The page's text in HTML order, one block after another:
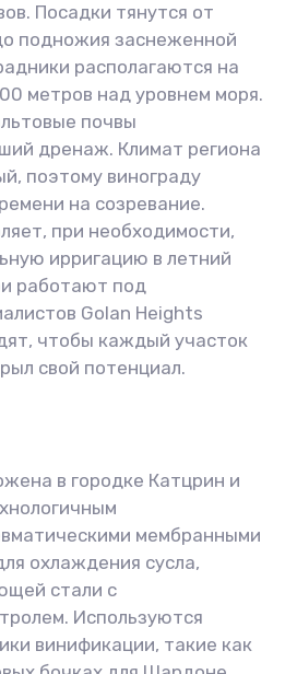
Посадки тянутся от
подножия заснеженной
располагаются на
метров над уровнем моря.
почвы
дренаж. Климат региона
поэтому винограду
на созревание.
при необходимости,
ирригацию в летний
работают под
Golan Heights
чтобы каждый участок
свой потенциал.
в городке Катцрин и
мембранными
охлаждения сусла,
стали с
Используются
винификации, такие как